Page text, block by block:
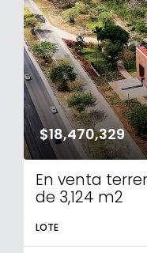
$18,470,329
En venta
de 3,124 m2
LOTE